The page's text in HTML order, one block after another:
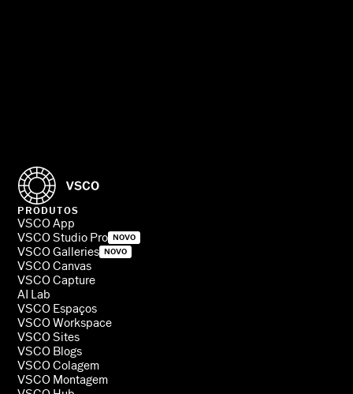
PRODUTOS
VSCO App
VSCO Studio Pro NOVO
VSCO Galleries NOVO
VSCO Canvas
VSCO Capture
AI Lab
VSCO Espaços
VSCO Workspace
VSCO Sites
VSCO Blogs
VSCO Colagem
VSCO Montagem